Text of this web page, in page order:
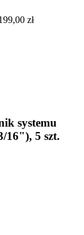
zł
systemu
16"), 5 szt.